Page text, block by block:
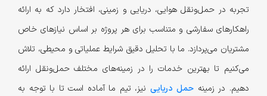
تجربه در حمل‌ونقل هوایی، دریایی و زمینی، افتخار دارد که به ارائه
راهکارهای سفارشی و متناسب برای هر پروژه بر اساس نیازهای خاص
مشتریان می‌پردازد. ما با تحلیل دقیق شرایط عملیاتی و محیطی، تلاش
می‌کنیم تا بهترین خدمات را در زمینه‌های مختلف حمل‌ونقل ارائه
دهیم. در زمینه حمل دریایی نیز، تیم ما آماده است تا با توجه به